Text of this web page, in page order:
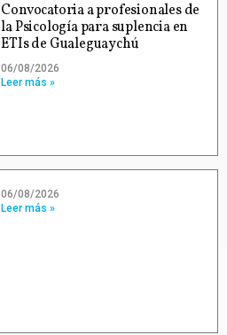
Convocatoria a profesionales de
la Psicología para suplencia en
ETIs de Gualeguaychú
06/08/2026
Leer más »
06/08/2026
Leer más »